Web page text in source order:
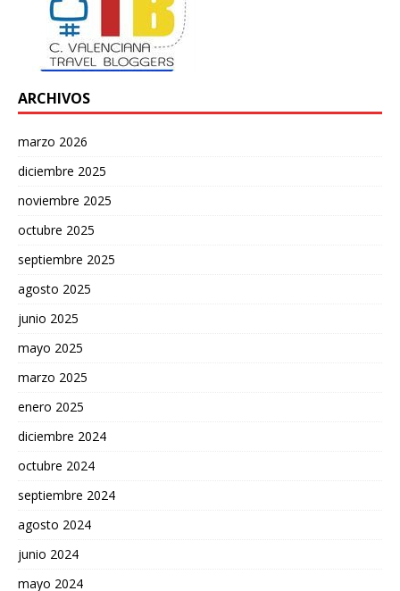
ARCHIVOS
marzo 2026
diciembre 2025
noviembre 2025
octubre 2025
septiembre 2025
agosto 2025
junio 2025
mayo 2025
marzo 2025
enero 2025
diciembre 2024
octubre 2024
septiembre 2024
agosto 2024
junio 2024
mayo 2024